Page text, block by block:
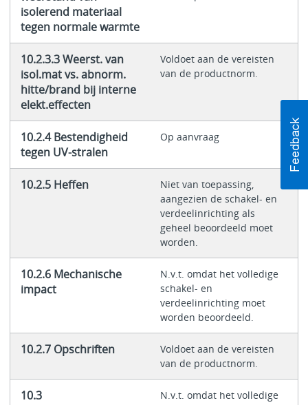
isolerend materiaal
tegen normale warmte
10.2.3.3 Weerst. van
isol.mat vs. abnorm.
hitte/brand bij interne
elekt.effecten
Voldoet aan de vereisten
van de productnorm.
10.2.4 Bestendigheid
tegen UV-stralen
Op aanvraag
10.2.5 Heffen
Niet van toepassing,
aangezien de schakel- en
verdeelinrichting als
geheel beoordeeld moet
worden.
10.2.6 Mechanische
impact
N.v.t. omdat het volledige
schakel- en
verdeelinrichting moet
worden beoordeeld.
10.2.7 Opschriften
Voldoet aan de vereisten
van de productnorm.
10.3
N.v.t. omdat het volledige